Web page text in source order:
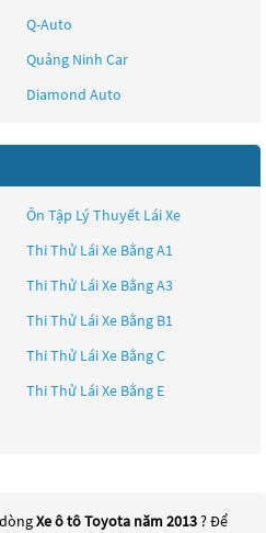
Q-Auto
Quảng Ninh Car
Diamond Auto
Ôn Tập Lý Thuyết Lái Xe
Thi Thử Lái Xe Bằng A1
Thi Thử Lái Xe Bằng A3
Thi Thử Lái Xe Bằng B1
Thi Thử Lái Xe Bằng C
Thi Thử Lái Xe Bằng E
Xe ô tô Toyota năm 2013? Để